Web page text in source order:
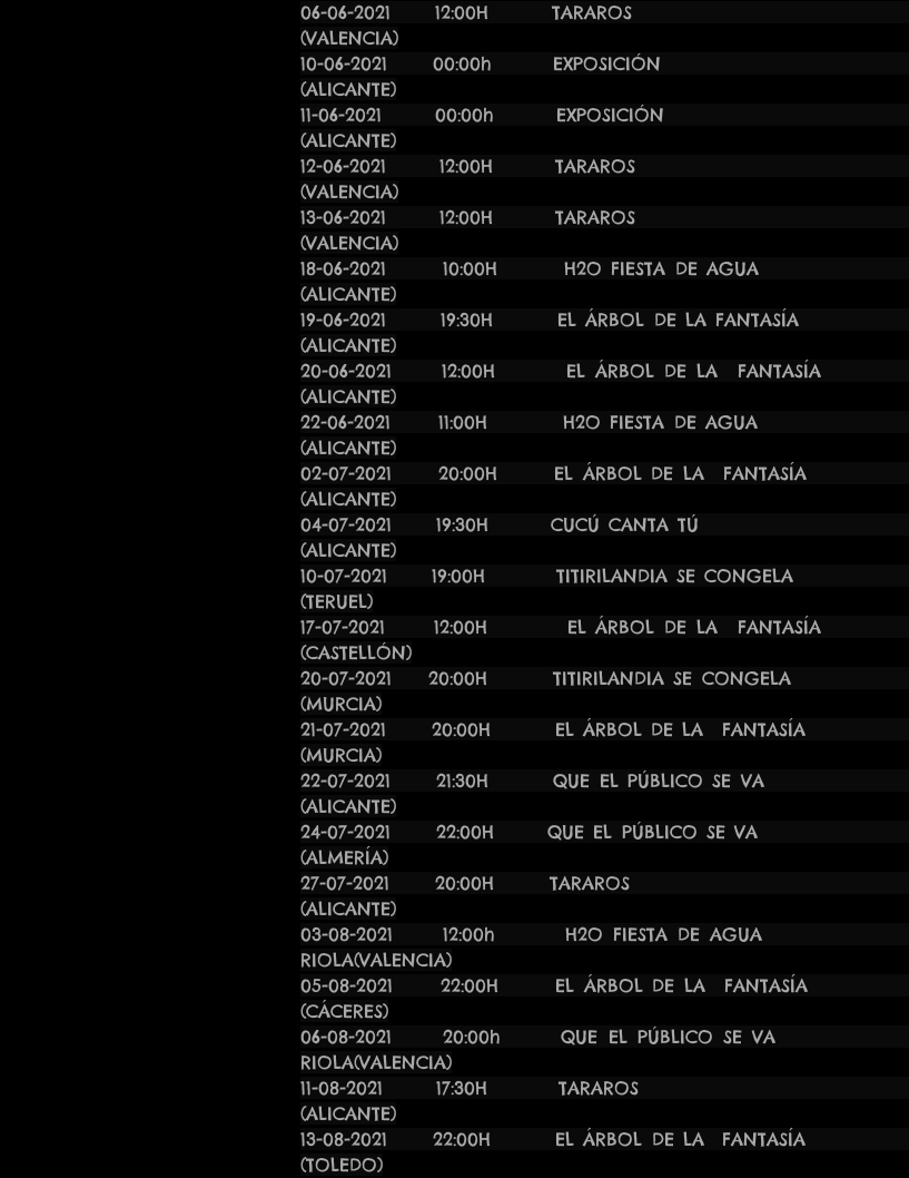
06-06-2021 12:00H
(VALENCIA)
10-06-2021 00:00h
(ALICANTE)
11-06-2021 00:00h
(ALICANTE)
12-06-2021 12:00H
(VALENCIA)
13-06-2021 12:00H
(VALENCIA)
18-06-2021 10:00H H2O FIESTA DE
(ALICANTE)
19-06-2021 19:30H EL ÁRBOL DE LA
(ALICANTE)
20-06-2021 12:00H EL ÁRBOL DE LA
(ALICANTE)
22-06-2021 11:00H H2O FIESTA DE
(ALICANTE)
02-07-2021 20:00H EL ÁRBOL DE LA
(ALICANTE)
04-07-2021 19:30H CUCÚ
(ALICANTE)
10-07-2021 19:00H TITIRILANDIA SE
(TERUEL)
17-07-2021 12:00H EL ÁRBOL DE LA
(CASTELLÓN)
20-07-2021 20:00H TITIRILANDIA SE
(MURCIA)
21-07-2021 20:00H EL ÁRBOL DE LA
(MURCIA)
22-07-2021 21:30H QUE EL
(ALICANTE)
24-07-2021 22:00H QUE EL
(ALMERÍA)
27-07-2021 20:00H TARAROS
(ALICANTE)
03-08-2021 12:00h H2O
RIOLA(VALENCIA)
05-08-2021 22:00H EL ÁRBOL DE LA
(CÁCERES)
06-08-2021 20:00h QUE EL
RIOLA(VALENCIA)
11-08-2021 17:30H
(ALICANTE)
13-08-2021 22:00H EL ÁRBOL DE LA
(TOLEDO)